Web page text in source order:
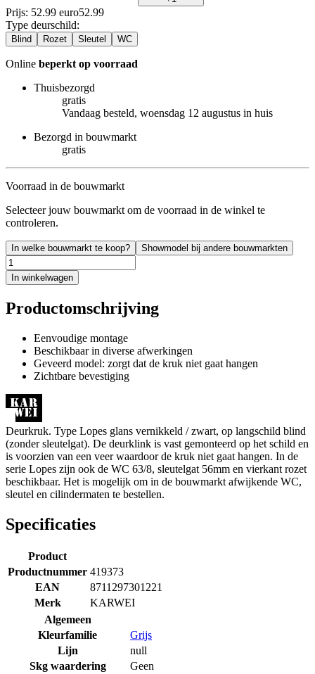
Prijs: 52.99 euro52.99
Type deurschild:
Blind Rozet Sleutel WC
Online beperkt op voorraad
Thuisbezorgd
gratis
Vandaag besteld, woensdag 12 augustus in huis
Bezorgd in bouwmarkt
gratis
Voorraad in de bouwmarkt
Selecteer jouw bouwmarkt om de voorraad in de winkel te
controleren.
In welke bouwmarkt te koop? Showmodel bij andere bouwmarkten
In winkelwagen
Productomschrijving
Eenvoudige montage
Beschikbaar in diverse afwerkingen
Geveerd model: zorgt dat de kruk niet gaat hangen
Zichtbare bevestiging
Deurkruk. Type Lopes glans vernikkeld / zwart, op langschild blind
(zonder sleutelgat). De deurklink is vast gemonteerd op het schild en
is voorzien van een veer waardoor de kruk niet gaat hangen. In de
serie Lopes zijn ook de WC 63/8, sleutelgat 56mm en vierkant rozet
beschikbaar. Het is mogelijk om in de bouwmarkt afwijkende WC,
sleutel en cilindermaten te bestellen.
Specificaties
Product
Productnummer 419373
EAN
8711297301221
Merk
KARWEI
Algemeen
Kleurfamilie
Grijs
Lijn
null
Skg waardering
Geen